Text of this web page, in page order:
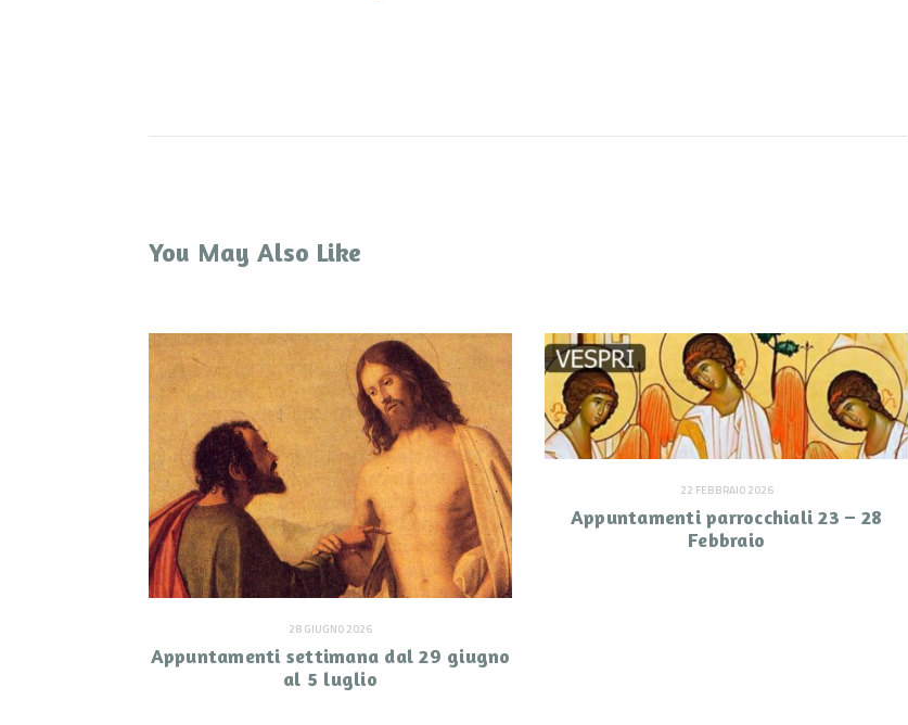
You May Also Like
28 GIUGNO 2026
Appuntamenti settimana dal 29 giugno
al 5 luglio
22 FEBBRAIO 2026
Appuntamenti parrocchiali 23 – 28
Febbraio